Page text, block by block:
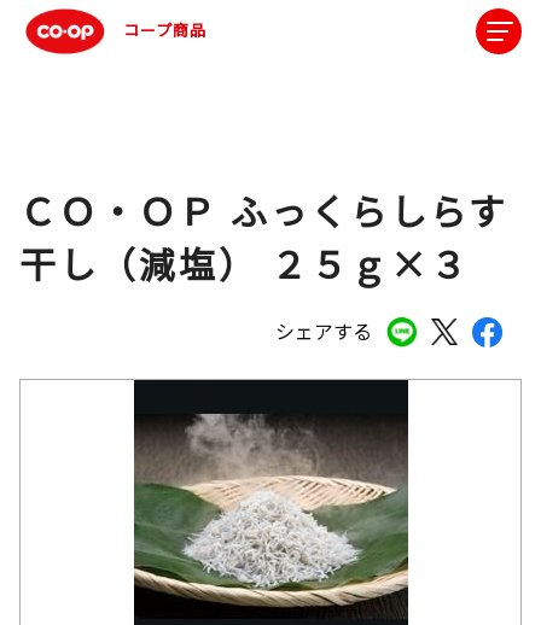
コープ商品
シェアする
ＣＯ・ＯＰ ふっくらしらす
干し（減塩） ２５ｇ×３